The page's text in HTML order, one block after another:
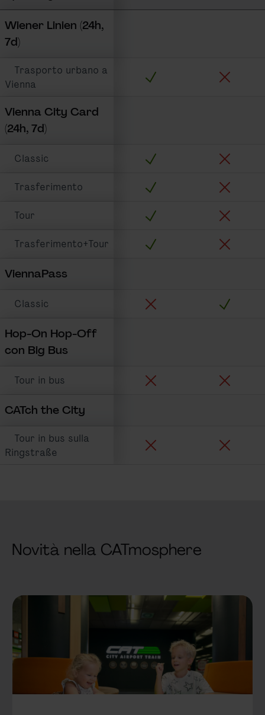
Wiener Linien (24h,
7d)
Trasporto urbano a
Vienna
Trasporto urbano include:
Vienna City Card
(24h, 7d)
Classic Trasporto urbano include:
Trasferimento Trasporto urbano include:
Tour Trasporto urbano include:
Trasferimento+Tour Trasporto urbano include:
ViennaPass
Classic Trasporto urbano include:
Hop-On Hop-Off
con Big Bus
Tour in bus Trasporto urbano include:
CATch the City
Tour in bus sulla
Ringstraße
Trasporto urbano include:
Novità nella CATmosphere